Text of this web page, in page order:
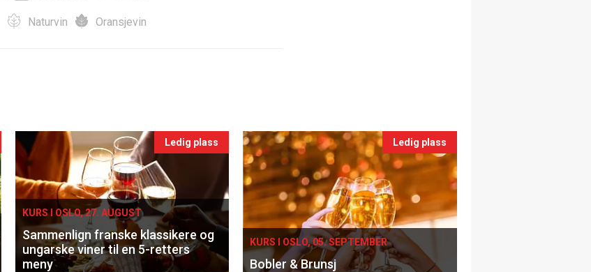
Naturvin Oransjevin
Ledig plass
KURS I OSLO, 27. AUGUST
Sammenlign franske klassikere og
ungarske viner til en 5-retters
meny
Ledig plass
KURS I OSLO, 05. SEPTEMBER
Bobler & Brunsj